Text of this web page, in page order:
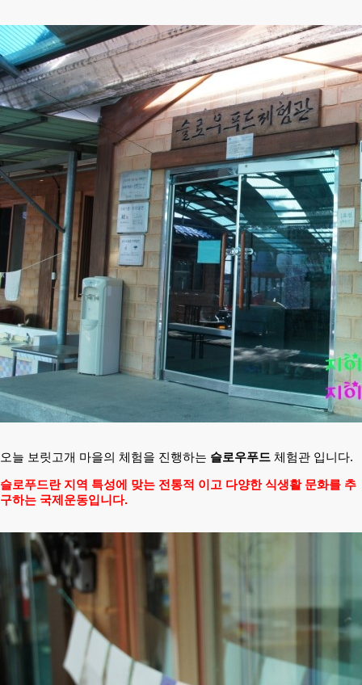
오늘 보릿고개 마을의 체험을 진행하는 슬로우푸드 체험관 입니다.
슬로푸드란 지역 특성에 맞는 전통적 이고 다양한 식생활 문화를 추
구하는 국제운동입니다.